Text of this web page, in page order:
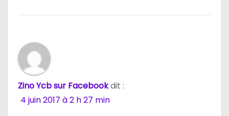
Zino Ycb sur Facebookdit :
4 juin 2017 à 2 h 27 min